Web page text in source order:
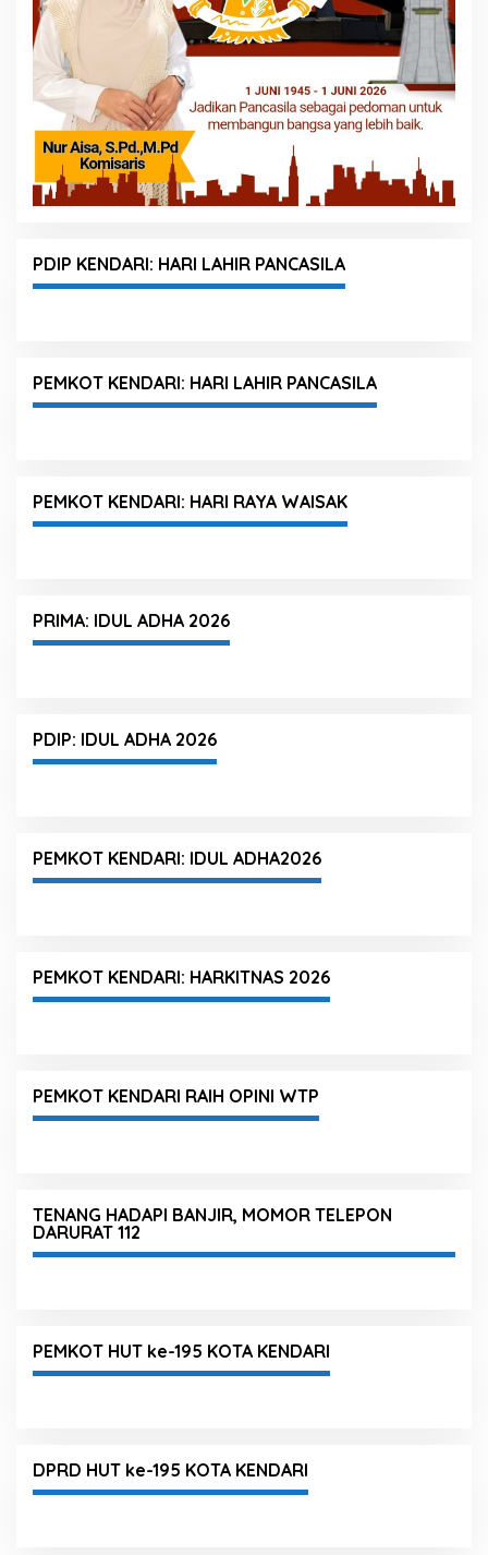
PDIP KENDARI: HARI LAHIR PANCASILA
PEMKOT KENDARI: HARI LAHIR PANCASILA
PEMKOT KENDARI: HARI RAYA WAISAK
PRIMA: IDUL ADHA 2026
PDIP: IDUL ADHA 2026
PEMKOT KENDARI: IDUL ADHA2026
PEMKOT KENDARI: HARKITNAS 2026
PEMKOT KENDARI RAIH OPINI WTP
TENANG HADAPI BANJIR, MOMOR TELEPON
DARURAT 112
PEMKOT HUT ke-195 KOTA KENDARI
DPRD HUT ke-195 KOTA KENDARI